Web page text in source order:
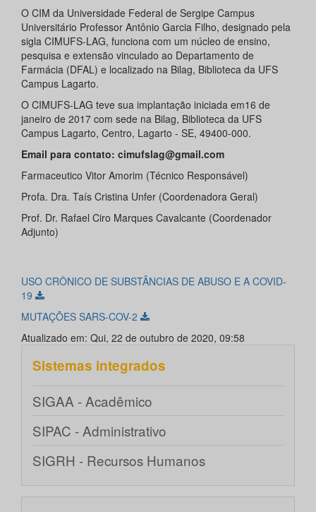
O CIM da Universidade Federal de Sergipe Campus
Universitário Professor Antônio Garcia Filho, designado pela
sigla CIMUFS-LAG, funciona com um núcleo de ensino,
pesquisa e extensão vinculado ao Departamento de
Farmácia (DFAL) e localizado na Bilag, Biblioteca da UFS
Campus Lagarto.
O CIMUFS-LAG teve sua implantação iniciada em16 de
janeiro de 2017 com sede na Bilag, Biblioteca da UFS
Campus Lagarto, Centro, Lagarto - SE, 49400-000.
Email para contato: cimufslag@gmail.com
Farmaceutico Vitor Amorim (Técnico Responsável)
Profa. Dra. Taís Cristina Unfer (Coordenadora Geral)
Prof. Dr. Rafael Ciro Marques Cavalcante (Coordenador
Adjunto)
USO CRÔNICO DE SUBSTÂNCIAS DE ABUSO E A COVID-
19
MUTAÇÕES SARS-COV-2
Atualizado em: Qui, 22 de outubro de 2020, 09:58
Sistemas integrados
SIGAA - Acadêmico
SIPAC - Administrativo
SIGRH - Recursos Humanos